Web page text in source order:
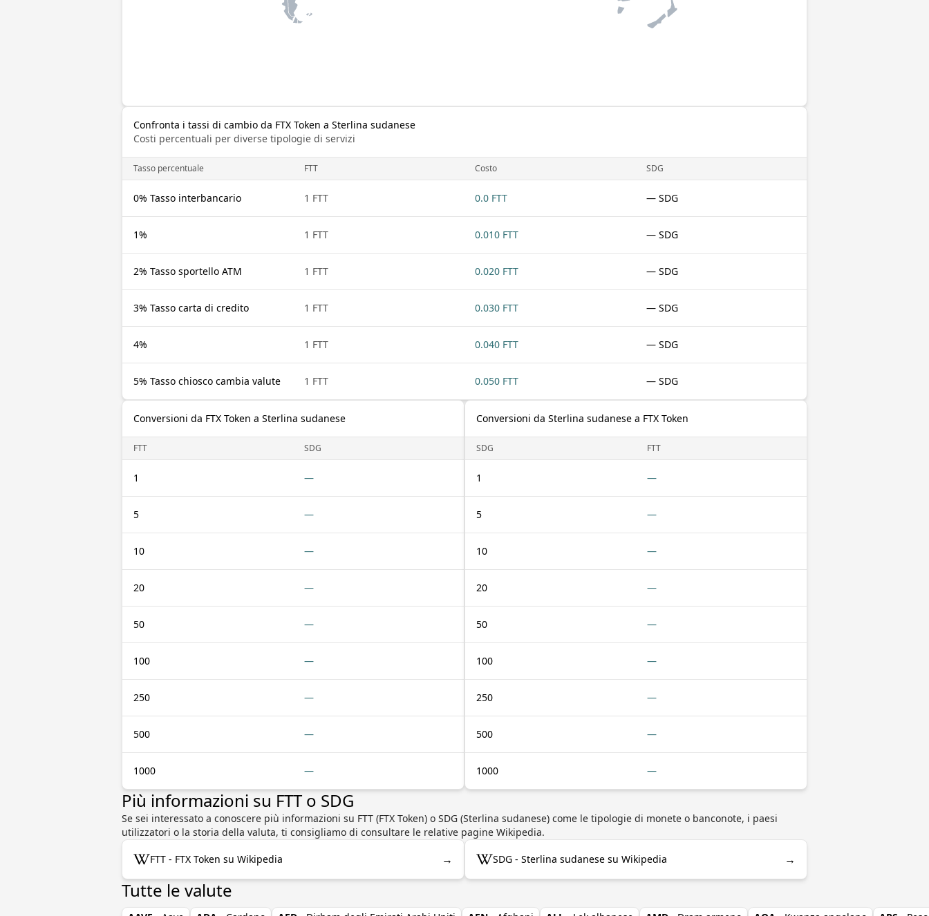
Confronta i tassi di cambio da FTX Token a Sterlina sudanese
Costi percentuali per diverse tipologie di servizi
Tasso percentuale FTT Costo SDG
0% Tasso interbancario 1 FTT 0.0 FTT — SDG
1% 1 FTT 0.010 FTT — SDG
2% Tasso sportello ATM 1 FTT 0.020 FTT — SDG
3% Tasso carta di credito 1 FTT 0.030 FTT — SDG
4% 1 FTT 0.040 FTT — SDG
5% Tasso chiosco cambia valute 1 FTT 0.050 FTT — SDG
Conversioni da FTX Token a Sterlina sudanese
FTT SDG
1 —
5 —
10 —
20 —
50 —
100 —
250 —
500 —
1000 —
Conversioni da Sterlina sudanese a FTX Token
SDG FTT
1 —
5 —
10 —
20 —
50 —
100 —
250 —
500 —
1000 —
Più informazioni su FTT o SDG
Se sei interessato a conoscere più informazioni su FTT (FTX Token) o SDG (Sterlina sudanese) come le tipologie di monete o banconote, i paesi
utilizzatori o la storia della valuta, ti consigliamo di consultare le relative pagine Wikipedia.
FTT - FTX Token su Wikipedia → SDG - Sterlina sudanese su Wikipedia →
Tutte le valute